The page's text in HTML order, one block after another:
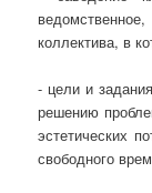
коллектива, в
- цели и
решению
эстетических
свободного